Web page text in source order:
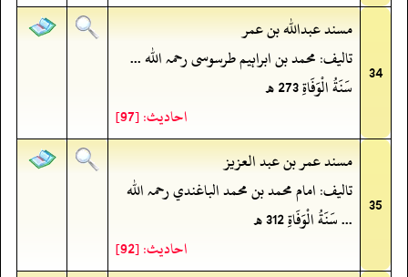
34
مسند عبدالله بن عمر
تالیف: محمد بن ابراہیم طرسوسی رحمہ اللہ ...
سَنَةُ الْوَفَاةِ 273 ھ
احادیث: [97]
35
مسند عمر بن عبد العزيز
تالیف: امام محمد بن محمد الباغندي رحمہ اللہ
... سَنَةُ الْوَفَاةِ 312 ھ
احادیث: [92]